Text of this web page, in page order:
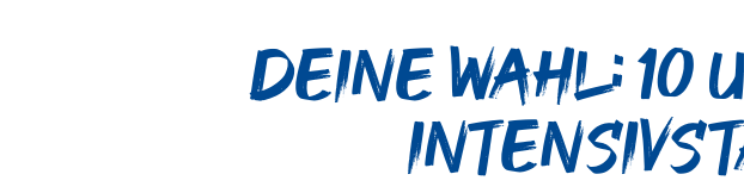
Deine Wahl: